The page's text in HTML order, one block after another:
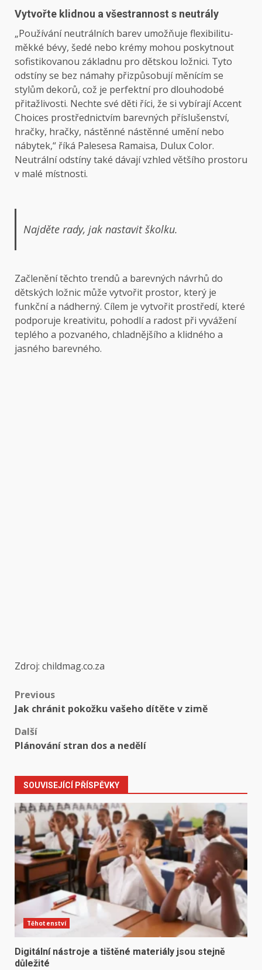
Vytvořte klidnou a všestrannost s neutrály
„Používání neutrálních barev umožňuje flexibilitu-
měkké bévy, šedé nebo krémy mohou poskytnout
sofistikovanou základnu pro dětskou ložnici. Tyto
odstíny se bez námahy přizpůsobují měnícím se
stylům dekorů, což je perfektní pro dlouhodobé
přitažlivosti. Nechte své děti říci, že si vybírají Accent
Choices prostřednictvím barevných příslušenství,
hračky, hračky, nástěnné nástěnné umění nebo
nábytek,“ říká Palesesa Ramaisa, Dulux Color.
Neutrální odstíny také dávají vzhled většího prostoru
v malé místnosti.
Najděte rady, jak nastavit školku.
Začlenění těchto trendů a barevných návrhů do
dětských ložnic může vytvořit prostor, který je
funkční a nádherný. Cílem je vytvořit prostředí, které
podporuje kreativitu, pohodlí a radost při vyvážení
teplého a pozvaného, chladnějšího a klidného a
jasného barevného.
Zdroj: childmag.co.za
Post
navigation
Previous
Jak chránit pokožku vašeho dítěte v zimě
Další
Plánování stran dos a nedělí
SOUVISEJÍCÍ PŘÍSPĚVKY
Těhotenství
Digitální nástroje a tištěné materiály jsou stejně
důležité